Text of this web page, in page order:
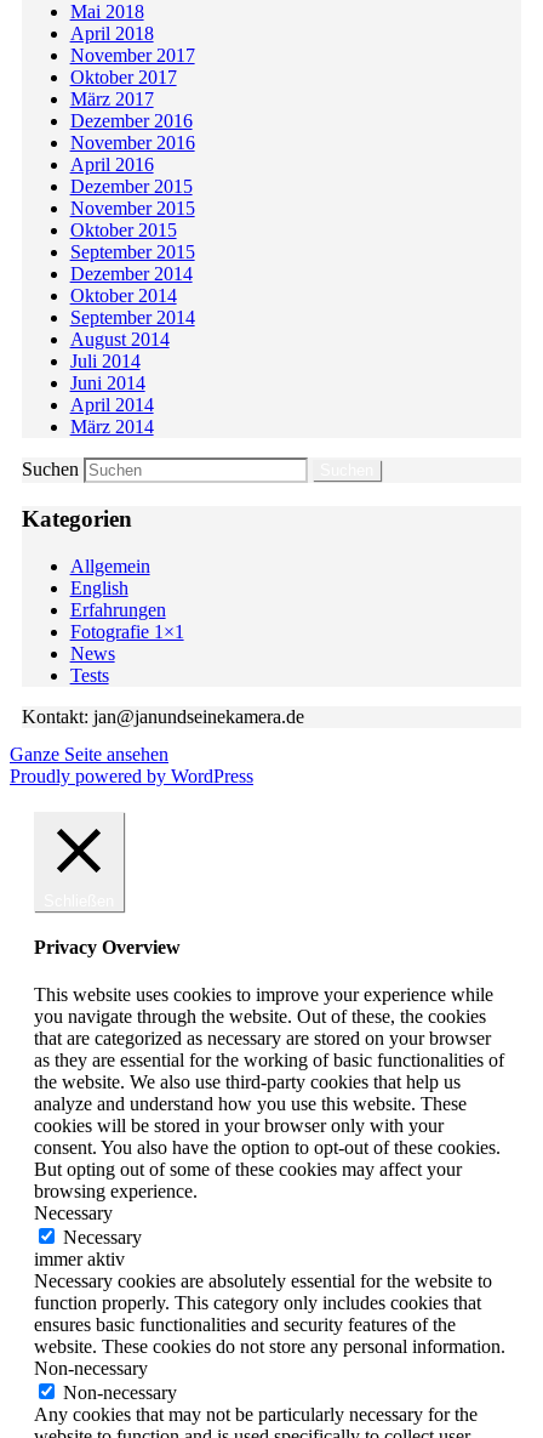
Mai 2018
April 2018
November 2017
Oktober 2017
März 2017
Dezember 2016
November 2016
April 2016
Dezember 2015
November 2015
Oktober 2015
September 2015
Dezember 2014
Oktober 2014
September 2014
August 2014
Juli 2014
Juni 2014
April 2014
März 2014
Suchen
Kategorien
Allgemein
English
Erfahrungen
Fotografie 1×1
News
Tests
Kontakt: jan@janundseinekamera.de
Ganze Seite ansehen
Proudly powered by WordPress
Privacy Overview
This website uses cookies to improve your experience while
you navigate through the website. Out of these, the cookies
that are categorized as necessary are stored on your browser
as they are essential for the working of basic functionalities of
the website. We also use third-party cookies that help us
analyze and understand how you use this website. These
cookies will be stored in your browser only with your
consent. You also have the option to opt-out of these cookies.
But opting out of some of these cookies may affect your
browsing experience.
Necessary
Necessary
immer aktiv
Necessary cookies are absolutely essential for the website to
function properly. This category only includes cookies that
ensures basic functionalities and security features of the
website. These cookies do not store any personal information.
Non-necessary
Non-necessary
Any cookies that may not be particularly necessary for the